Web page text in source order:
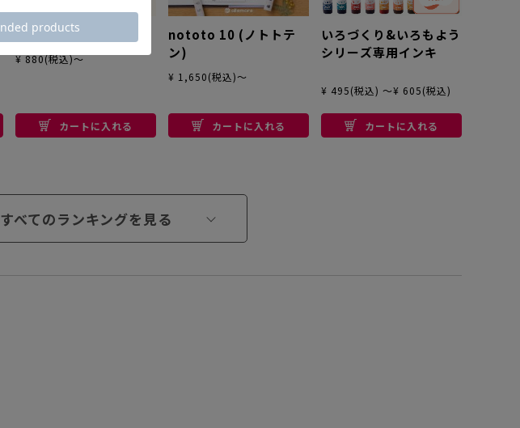
いろもよう
¥ 880(税込)～
カートに入れる
nototo 10 (ノトトテ
ン)
¥ 1,650(税込)～
カートに入れる
いろづくり&いろもよう
シリーズ専用インキ
¥ 495(税込) ～¥ 605(税込)
カートに入れる
すべてのランキングを見る